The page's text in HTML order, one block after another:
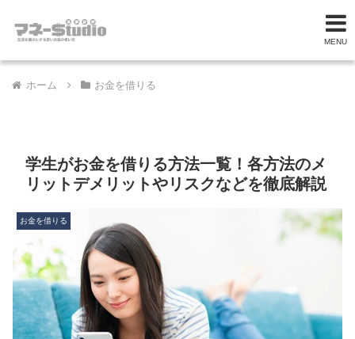
MENU
ホーム お金を借りる
学生がお金を借りる方法一覧！各方法のメ
リットデメリットやリスクなどを徹底解説
お金を借りる